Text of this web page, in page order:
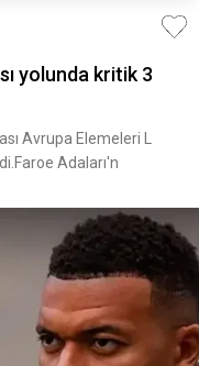
yolunda kritik 3
Avrupa Elemeleri L
Adaları'n